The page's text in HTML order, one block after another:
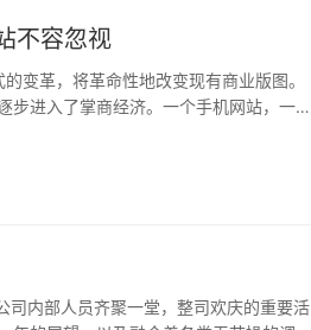
不容忽视
变革，将革命性地改变现有商业版图。
步进入了掌商经济。一个手机网站，一个
司内部人员齐聚一堂，整司欢庆的重要活